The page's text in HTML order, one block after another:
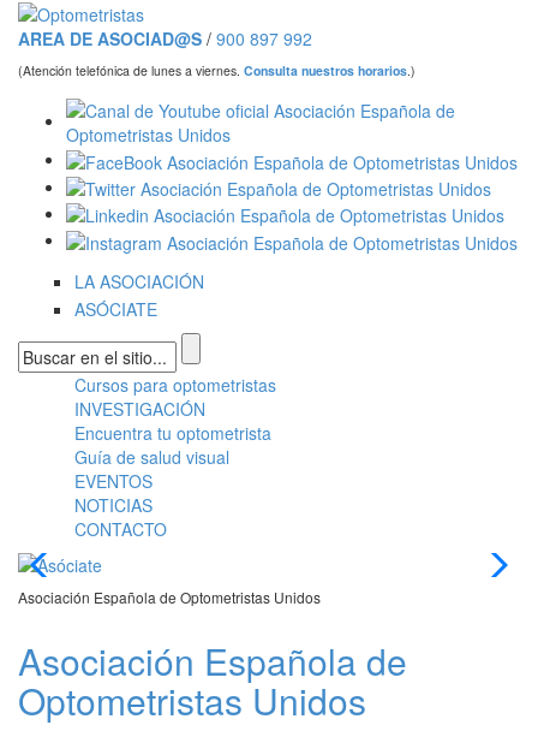
Pasar al contenido principal
AREA DE ASOCIAD@S / 900 897 992
(Atención telefónica de lunes a viernes. Consulta nuestros horarios.)
LA ASOCIACIÓN
ASÓCIATE
Formulario de búsqueda
Menú principal
Cursos para optometristas
INVESTIGACIÓN
Encuentra tu optometrista
Guía de salud visual
EVENTOS
NOTICIAS
CONTACTO
Asociación Española de Optometristas Unidos
Asociación Española de
Optometristas Unidos